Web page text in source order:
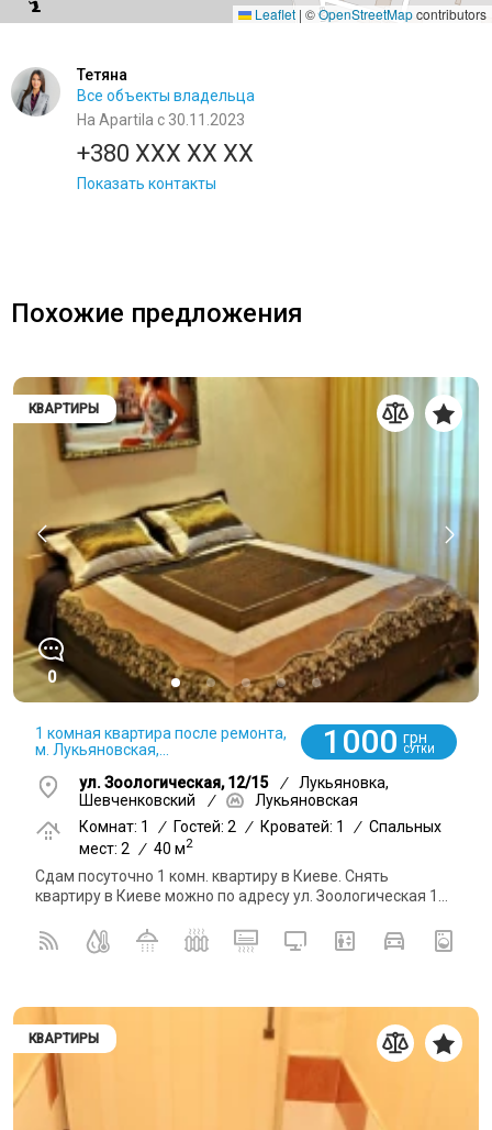
Leaflet | ©OpenStreetMapcontributors
Тетяна
Все объекты владельца
На Apartila с 30.11.2023
+380 XXX XX XX
Показать контакты
Похожие предложения
КВАРТИРЫ
0
1 комная квартира после ремонта,
м. Лукьяновская,...
1000 грн
СУТКИ
ул. Зоологическая, 12/15 /
Лукьяновка,
Шевченковский
/
Лукьяновская
Комнат: 1
/ Гостей: 2 / Кроватей: 1 / Спальных
мест: 2
/ 40 м2
Сдам посуточно 1 комн. квартиру в Киеве. Снять
квартиру в Киеве можно по адресу ул. Зоологическая 1...
КВАРТИРЫ